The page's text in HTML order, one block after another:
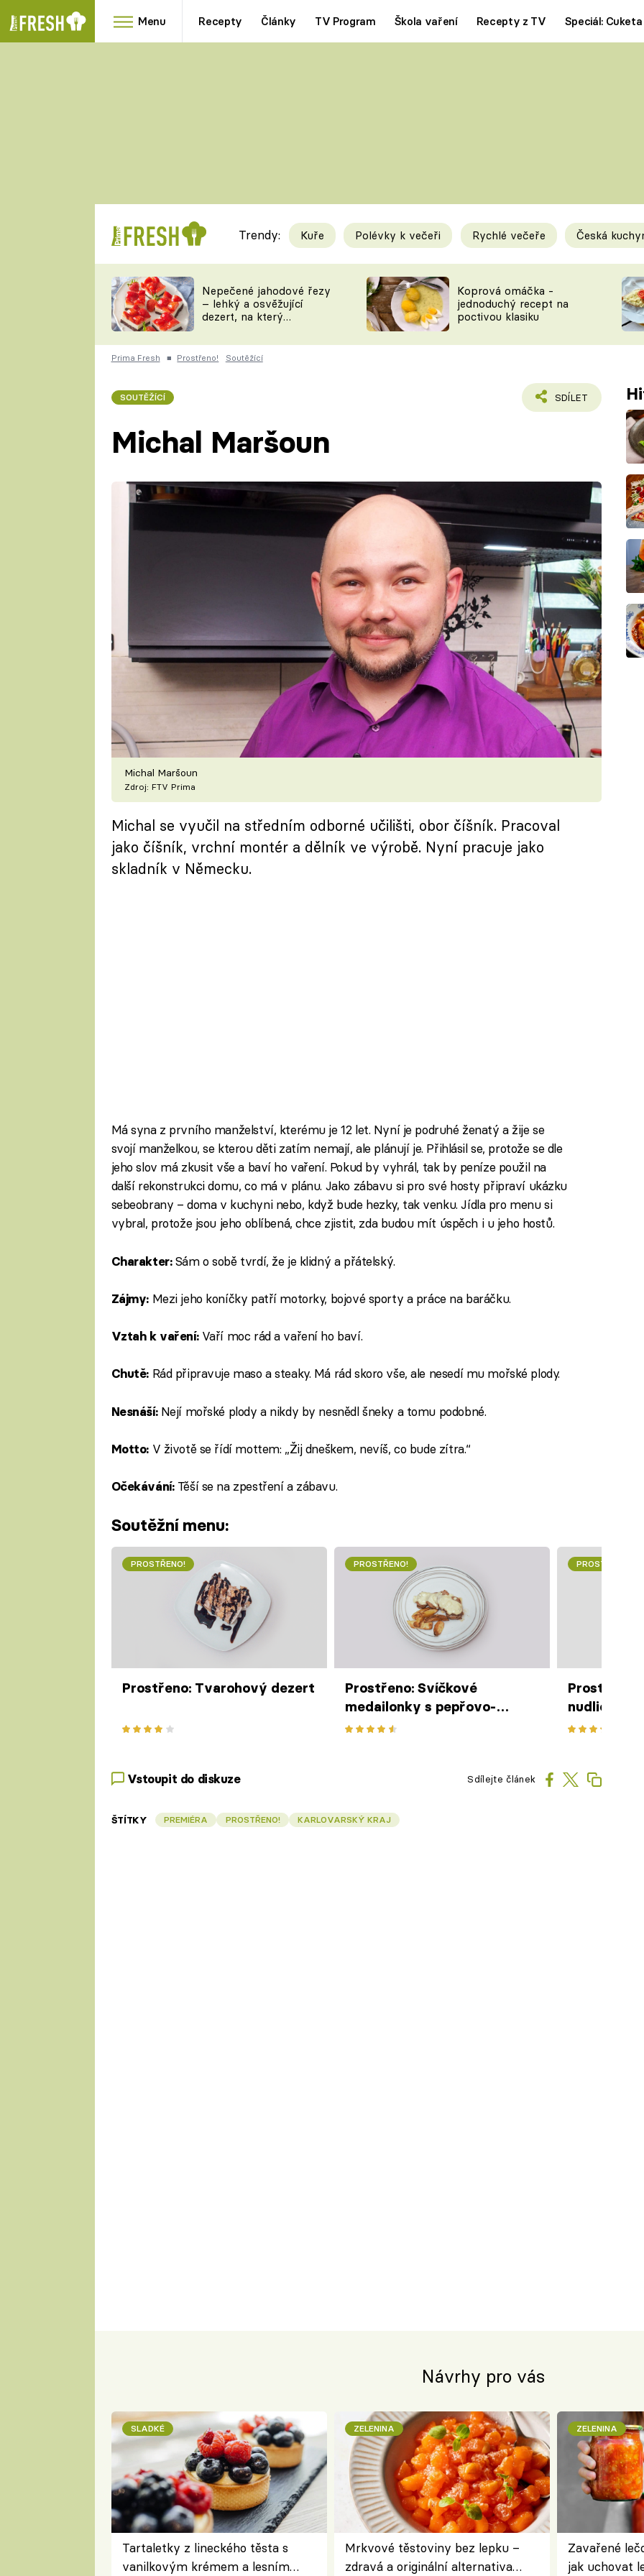
Menu Recepty Články TV Program Škola vaření Recepty z TV Speciál: Cuketa
RYCHLOVKY
Videorecepty
TEĎ VAŘÍ ŠÉF!
ČESKO NA TALÍŘI
Tipy a triky
KAM ZA JÍDLEM
VYCHYTÁVKY
ČASOPIS
Trendy: Kuře Polévky k večeři Rychlé večeře Česká
Nepečené jahodové řezy
– lehký a osvěžující
dezert, na který
Koprová omáčka -
jednoduchý recept na
poctivou klasiku
Prima Fresh ■ Prostřeno! Soutěžící
SOUTĚŽÍCÍ SDÍLET
Michal Maršoun
Michal Maršoun
Zdroj: FTV Prima
Michal se vyučil na středním odborné učilišti, obor číšník. Pracoval
jako číšník, vrchní montér a dělník ve výrobě. Nyní pracuje jako
skladník v Německu.
Má syna z prvního manželství, kterému je 12 let. Nyní je podruhé ženatý a žije se
svojí manželkou, se kterou děti zatím nemají, ale plánují je. Přihlásil se, protože se dle
jeho slov má zkusit vše a baví ho vaření. Pokud by vyhrál, tak by peníze použil na
další rekonstrukci domu, co má v plánu. Jako zábavu si pro své hosty připraví ukázku
sebeobrany – doma v kuchyni nebo, když bude hezky, tak venku. Jídla pro menu si
vybral, protože jsou jeho oblíbená, chce zjistit, zda budou mít úspěch i u jeho hostů.
Charakter: Sám o sobě tvrdí, že je klidný a přátelský.
Zájmy: Mezi jeho koníčky patří motorky, bojové sporty a práce na baráčku.
Vztah k vaření: Vaří moc rád a vaření ho baví.
Chutě: Rád připravuje maso a steaky. Má rád skoro vše, ale nesedí mu mořské plody.
Nesnáší: Nejí mořské plody a nikdy by nesnědl šneky a tomu podobné.
Motto: V životě se řídí mottem: „Žij dneškem, nevíš, co bude zítra.“
Očekávání: Těší se na zpestření a zábavu.
Soutěžní menu:
PROSTŘENO!
Prostřeno: Tvarohový dezert
PROSTŘENO!
Prostřeno: Svíčkové
medailonky s pepřovo-
sýrovou omáčkou, domácí
PROSTŘENO!
Prostřeno:
nudličkami
Vstoupit do diskuze Sdílejte článek
ŠTÍTKY PREMIÉRA PROSTŘENO! KARLOVARSKÝ KRAJ
Návrhy pro vás
SLADKÉ
Tartaletky z lineckého těsta s
vanilkovým krémem a lesním
ZELENINA
Mrkvové těstoviny bez lepku –
zdravá a originální alternativa
ZELENINA
Zavařené
jak uchovat